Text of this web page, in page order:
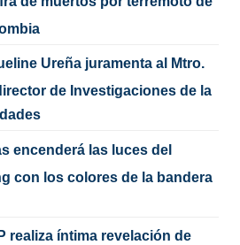
Ureña juramenta al Mtro.
de Investigaciones de la
encenderá las luces del
con los colores de la bandera
realiza íntima revelación de